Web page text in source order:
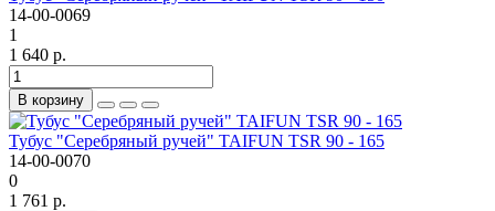
14-00-0069
1
1 640 р.
В корзину
Тубус "Серебряный ручей" TAIFUN TSR 90 - 165
14-00-0070
0
1 761 р.